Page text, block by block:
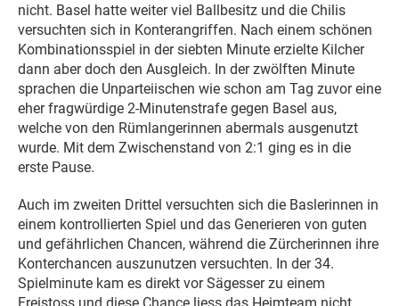
nicht. Basel hatte weiter viel Ballbesitz und die Chilis
versuchten sich in Konterangriffen. Nach einem schönen
Kombinationsspiel in der siebten Minute erzielte Kilcher
dann aber doch den Ausgleich. In der zwölften Minute
sprachen die Unparteiischen wie schon am Tag zuvor eine
eher fragwürdige 2-Minutenstrafe gegen Basel aus,
welche von den Rümlangerinnen abermals ausgenutzt
wurde. Mit dem Zwischenstand von 2:1 ging es in die
erste Pause.
Auch im zweiten Drittel versuchten sich die Baslerinnen in
einem kontrollierten Spiel und das Generieren von guten
und gefährlichen Chancen, während die Zürcherinnen ihre
Konterchancen auszunutzen versuchten. In der 34.
Spielminute kam es direkt vor Sägesser zu einem